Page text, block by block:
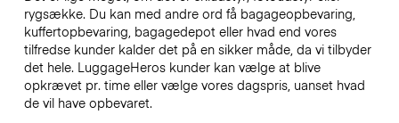
rygsække. Du kan med andre ord få bagageopbevaring,
kuffertopbevaring, bagagedepot eller hvad end vores
tilfredse kunder kalder det på en sikker måde, da vi tilbyder
det hele. LuggageHeros kunder kan vælge at blive
opkrævet pr. time eller vælge vores dagspris, uanset hvad
de vil have opbevaret.